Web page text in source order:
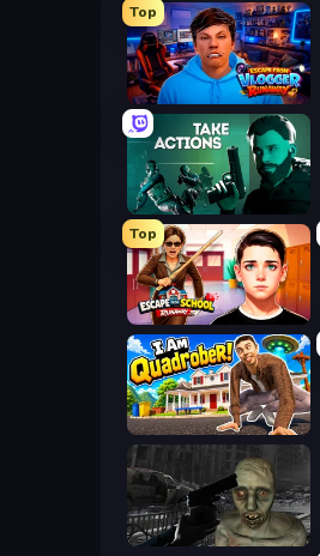
Top
Escape from Vlogger: Runaway
Take Actions
Top
Escape from School: Runaway
I Am Quadrober!
C-Virus Game: Outbreak